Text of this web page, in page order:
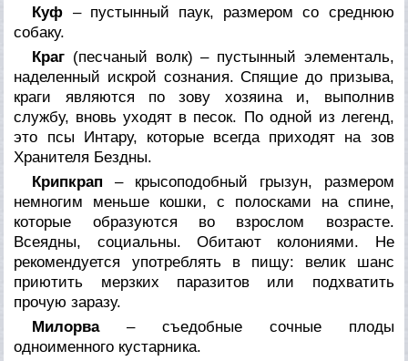
Куф – пустынный паук, размером со среднюю
собаку.
Краг (песчаный волк) – пустынный элементаль,
наделенный искрой сознания. Спящие до призыва,
краги являются по зову хозяина и, выполнив
службу, вновь уходят в песок. По одной из легенд,
это псы Интару, которые всегда приходят на зов
Хранителя Бездны.
Крипкрап – крысоподобный грызун, размером
немногим меньше кошки, с полосками на спине,
которые образуются во взрослом возрасте.
Всеядны, социальны. Обитают колониями. Не
рекомендуется употреблять в пищу: велик шанс
приютить мерзких паразитов или подхватить
прочую заразу.
Милорва– съедобные сочные плоды
одноименного кустарника.